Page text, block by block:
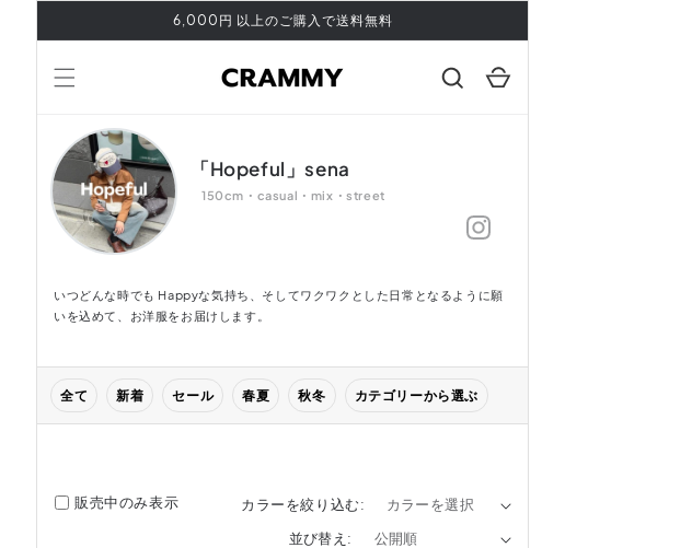
コンテ
進む
6,000円 以上のご購入で送料無料
ー
「Hopeful」sena
150cm・casual・mix・street
いつどんな時でも Happyな気持ち、そしてワクワクとした日常となるように願
いを込めて、お洋服をお届けします。
全て 新着 セール 春夏 秋冬 カテゴリーから選ぶ
販売中のみ表示
カラーを絞り込む:
並び替え: